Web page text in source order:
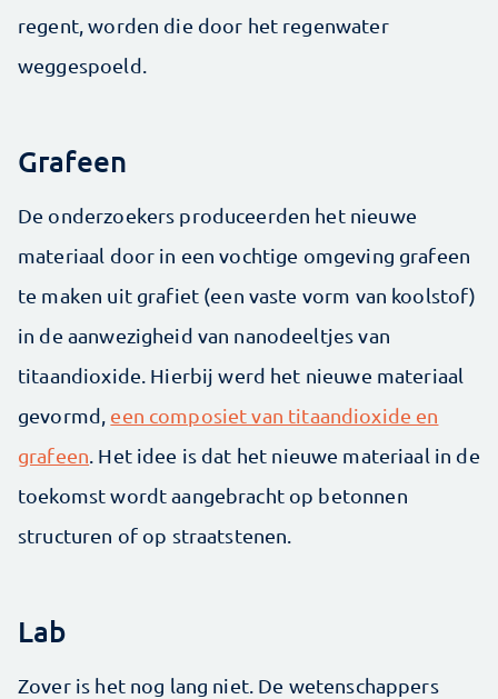
regent, worden die door het regenwater
weggespoeld.
Grafeen
De onderzoekers produceerden het nieuwe
materiaal door in een vochtige omgeving grafeen
te maken uit grafiet (een vaste vorm van koolstof)
in de aanwezigheid van nanodeeltjes van
titaandioxide. Hierbij werd het nieuwe materiaal
gevormd, een composiet van titaandioxide en
grafeen . Het idee is dat het nieuwe materiaal in de
toekomst wordt aangebracht op betonnen
structuren of op straatstenen.
Lab
Zover is het nog lang niet. De wetenschappers